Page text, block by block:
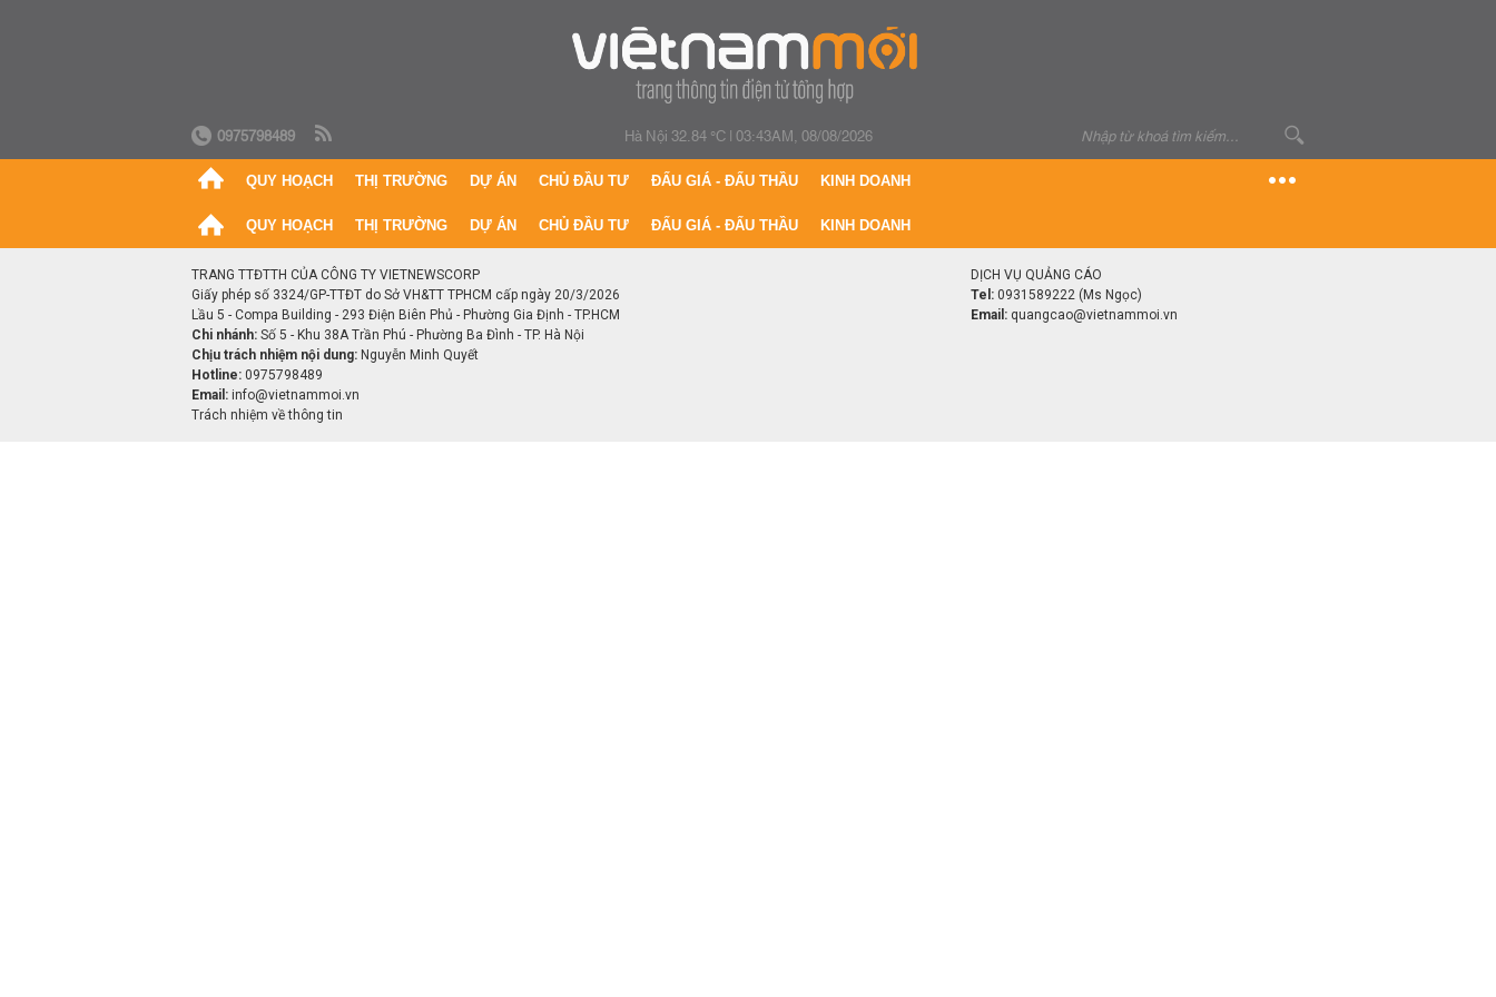
0975798489 Hà Nội 32.84 °C|03:43AM, 08/08/2026
QUY HOẠCH THỊ TRƯỜNG DỰ ÁN CHỦ ĐẦU TƯ ĐẤU GIÁ - ĐẤU THẦU KINH DOANH
QUY HOẠCH THỊ TRƯỜNG DỰ ÁN CHỦ ĐẦU TƯ ĐẤU GIÁ - ĐẤU THẦU KINH DOANH
TRANG TTĐTTH CỦA CÔNG TY VIETNEWSCORP
Giấy phép số 3324/GP-TTĐT do Sở VH&TT TPHCM cấp ngày 20/3/2026
Lầu 5 - Compa Building - 293 Điện Biên Phủ - Phường Gia Định - TP.HCM
Chi nhánh: Số 5 - Khu 38A Trần Phú - Phường Ba Đình - TP. Hà Nội
Chịu trách nhiệm nội dung: Nguyễn Minh Quyết
Hotline: 0975798489
Email: info@vietnammoi.vn
Trách nhiệm về thông tin
DỊCH VỤ QUẢNG CÁO
Tel: 0931589222 (Ms Ngọc)
Email: quangcao@vietnammoi.vn